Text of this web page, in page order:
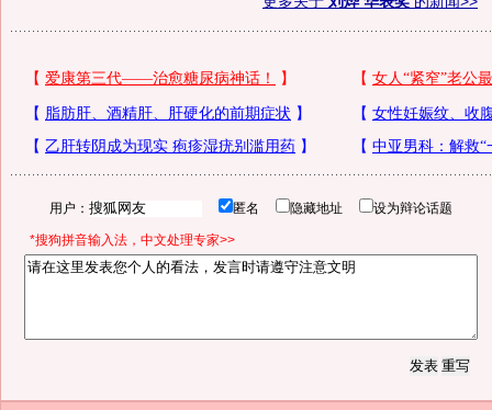
用户： 匿名 隐藏地址 设为辩论话题
*搜狗拼音输入法，中文处理专家>>